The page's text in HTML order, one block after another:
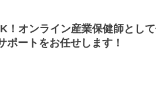
！オンライン産業保健師とし
ポートをお任せします！